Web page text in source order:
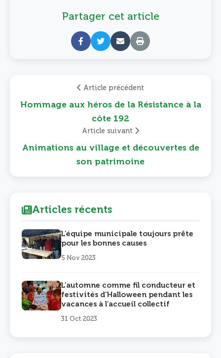
Partager cet article
Article précédent
Hommage aux héros de la Résistance à la
côte 192
Article suivant
Animations au village et découvertes de
son patrimoine
Articles récents
L’équipe municipale toujours prête
pour les bonnes causes
5 Nov 2023
L’automne comme fil conducteur et
festivités d’Halloween pendant les
vacances à l’accueil collectif
31 Oct 2023